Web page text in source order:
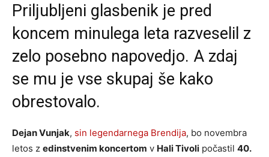
Priljubljeni glasbenik je pred
koncem minulega leta razveselil z
zelo posebno napovedjo. A zdaj
se mu je vse skupaj še kako
obrestovalo.
Dejan Vunjak, sin legendarnega Brendija, bo novembra
letos z edinstvenim koncertom v Hali Tivoli počastil 40.